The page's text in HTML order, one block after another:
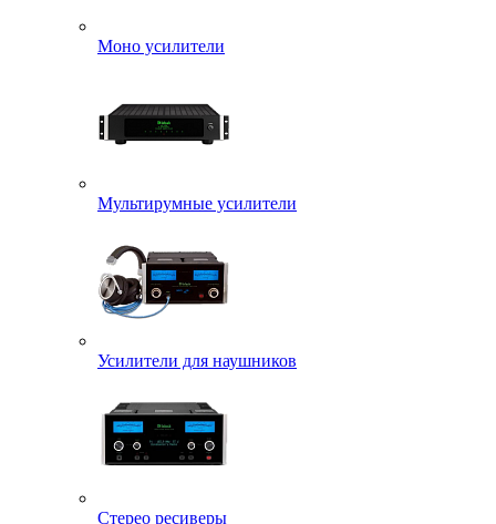
Моно усилители
Мультирумные усилители
Усилители для наушников
Стерео ресиверы